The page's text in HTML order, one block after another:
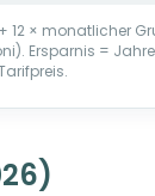
12 × monatlicher
Ersparnis =